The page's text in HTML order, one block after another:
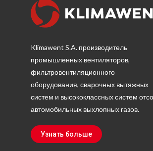
Klimawent S.A. производитель
промышленных вентиляторов,
фильтровентиляционного
оборудования, сварочных вытяжных
систем и высококлассных систем
автомобильных выхлопных газов.
Узнать больше